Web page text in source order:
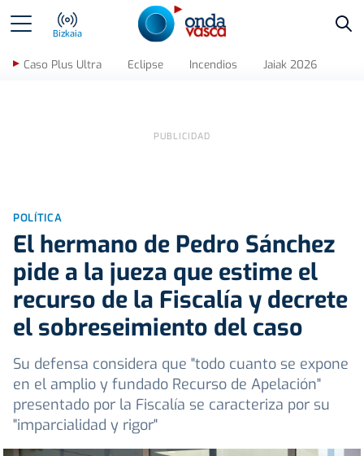
Bizkaia
Caso Plus Ultra Eclipse Incendios Jaiak 2026
POLÍTICA
El hermano de Pedro Sánchez
pide a la jueza que estime el
recurso de la Fiscalía y decrete
el sobreseimiento del caso
Su defensa considera que "todo cuanto se expone
en el amplio y fundado Recurso de Apelación"
presentado por la Fiscalía se caracteriza por su
"imparcialidad y rigor"